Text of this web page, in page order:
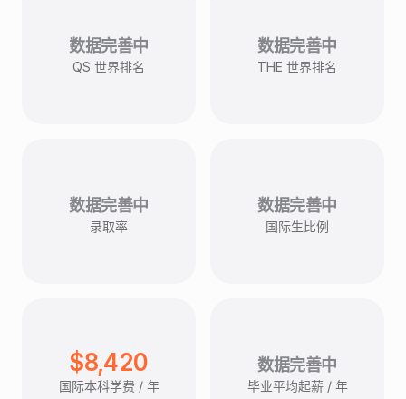
数据完善中
QS 世界排名
数据完善中
THE 世界排名
数据完善中
录取率
数据完善中
国际生比例
$8,420
国际本科学费 / 年
数据完善中
毕业平均起薪 / 年